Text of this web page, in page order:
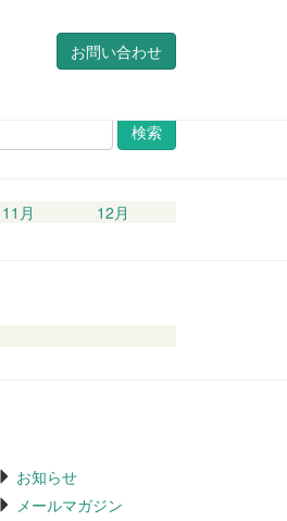
お問い合わせ
11月 12月
お知らせ
メールマガジン